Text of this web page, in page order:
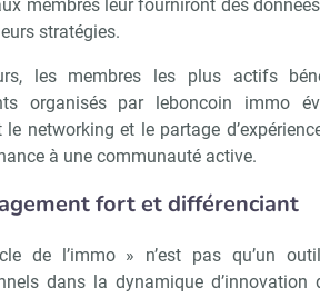
membres leur fourniront des
stratégies.
les membres les plus actifs
organisés par leboncoin immo
le networking et le partage
à une communauté active.
fort et différenciant
de l’immo » n’est pas qu’un
dans la dynamique